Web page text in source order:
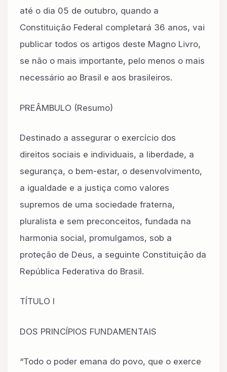
até o dia 05 de outubro, quando a
Constituição Federal completará 36 anos, vai
publicar todos os artigos deste Magno Livro,
se não o mais importante, pelo menos o mais
necessário ao Brasil e aos brasileiros.
PREÂMBULO (Resumo)
Destinado a assegurar o exercício dos
direitos sociais e individuais, a liberdade, a
segurança, o bem-estar, o desenvolvimento,
a igualdade e a justiça como valores
supremos de uma sociedade fraterna,
pluralista e sem preconceitos, fundada na
harmonia social, promulgamos, sob a
proteção de Deus, a seguinte Constituição da
República Federativa do Brasil.
TÍTULO I
DOS PRINCÍPIOS FUNDAMENTAIS
“Todo o poder emana do povo, que o exerce